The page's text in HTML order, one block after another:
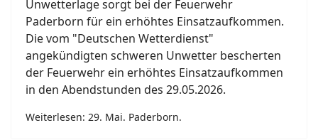
Unwetterlage sorgt bei der Feuerwehr
Paderborn für ein erhöhtes Einsatzaufkommen.
Die vom "Deutschen Wetterdienst"
angekündigten schweren Unwetter bescherten
der Feuerwehr ein erhöhtes Einsatzaufkommen
in den Abendstunden des 29.05.2026.
Weiterlesen: 29. Mai. Paderborn.